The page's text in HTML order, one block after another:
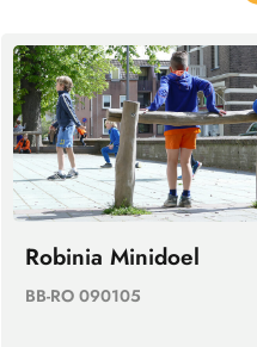
Robinia Minidoel
BB-RO 090105